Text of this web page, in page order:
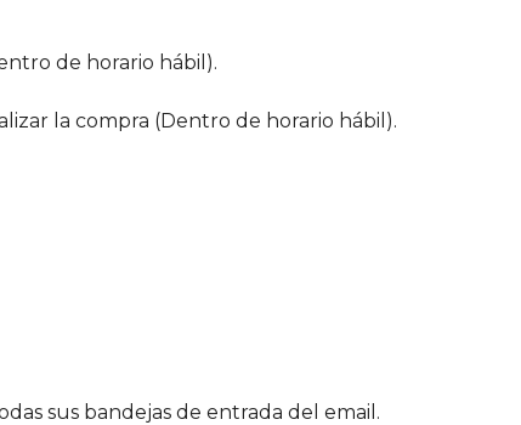
de horario hábil).
la compra (Dentro de horario hábil).
sus bandejas de entrada del email.